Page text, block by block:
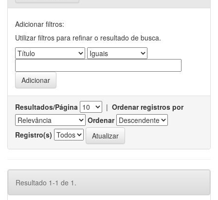
Adicionar filtros:
Utilizar filtros para refinar o resultado de busca.
Resultados/Página | Ordenar registros por
Ordenar
Registro(s)
Resultado 1-1 de 1.